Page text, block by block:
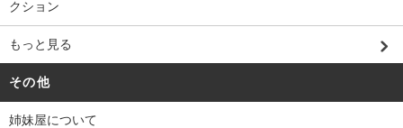
クション
もっと見る
その他
姉妹屋について